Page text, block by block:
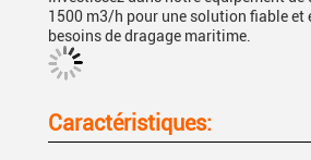
1500 m3/h pour une solution fiable et
besoins de dragage maritime.
Caractéristiques: